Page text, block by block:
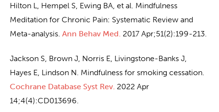
Hilton L, Hempel S, Ewing BA, et al. Mindfulness
Meditation for Chronic Pain: Systematic Review and
Meta-analysis. Ann Behav Med. 2017 Apr;51(2):199-213.
Jackson S, Brown J, Norris E, Livingstone-Banks J,
Hayes E, Lindson N. Mindfulness for smoking cessation.
Cochrane Database Syst Rev. 2022 Apr
14;4(4):CD013696.